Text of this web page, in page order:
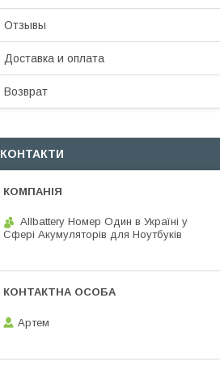
Отзывы
Доставка и оплата
Возврат
КОНТАКТИ
Allbattery Номер Один в Україні у
Сфері Акумуляторів для Ноутбуків
Артем